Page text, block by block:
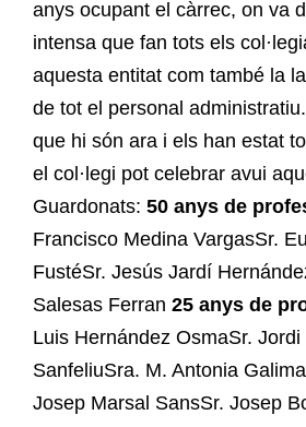
anys ocupant el càrrec, on va
intensa que fan tots els
aquesta entitat com també la
de tot el personal
que hi són ara i els han estat
el col·legi pot celebrar avui
Guardonats: 50 anys de
Francisco Medina VargasSr.
FustéSr. Jesús Jardí
Salesas Ferran 25 anys de
Luis Hernández OsmaSr.
SanfeliuSra. M. Antonia
Josep Marsal SansSr. Josep